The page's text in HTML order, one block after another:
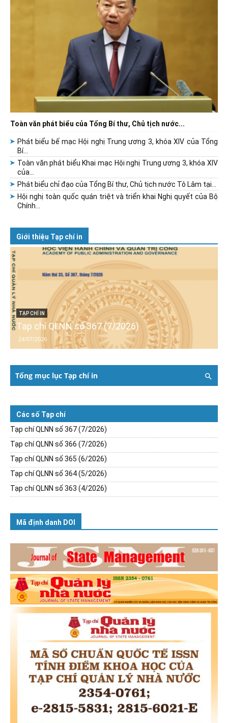
Toàn văn phát biểu của Tổng Bí thư, Chủ tịch nước...
Phát biểu bế mạc Hội nghị Trung ương 3, khóa XIV của Tổng
Bí...
Toàn văn phát biểu Khai mạc Hội nghị Trung ương 3, khóa XIV
của...
Phát biểu chỉ đạo của Tổng Bí thư, Chủ tịch nước Tô Lâm tại...
Hội nghị toàn quốc quán triệt và triển khai Nghị quyết của Bộ
Chính...
Giới thiệu Tạp chí in
TẠP CHÍ IN
Tạp chí QLNN số 367 (7/2026)
24/07/2026
Tổng mục lục Tạp chí in
Các số Tạp chí
Tạp chí QLNN số 367 (7/2026)
Tạp chí QLNN số 366 (7/2026)
Tạp chí QLNN số 365 (6/2026)
Tạp chí QLNN số 364 (5/2026)
Tạp chí QLNN số 363 (4/2026)
Mã định danh DOI